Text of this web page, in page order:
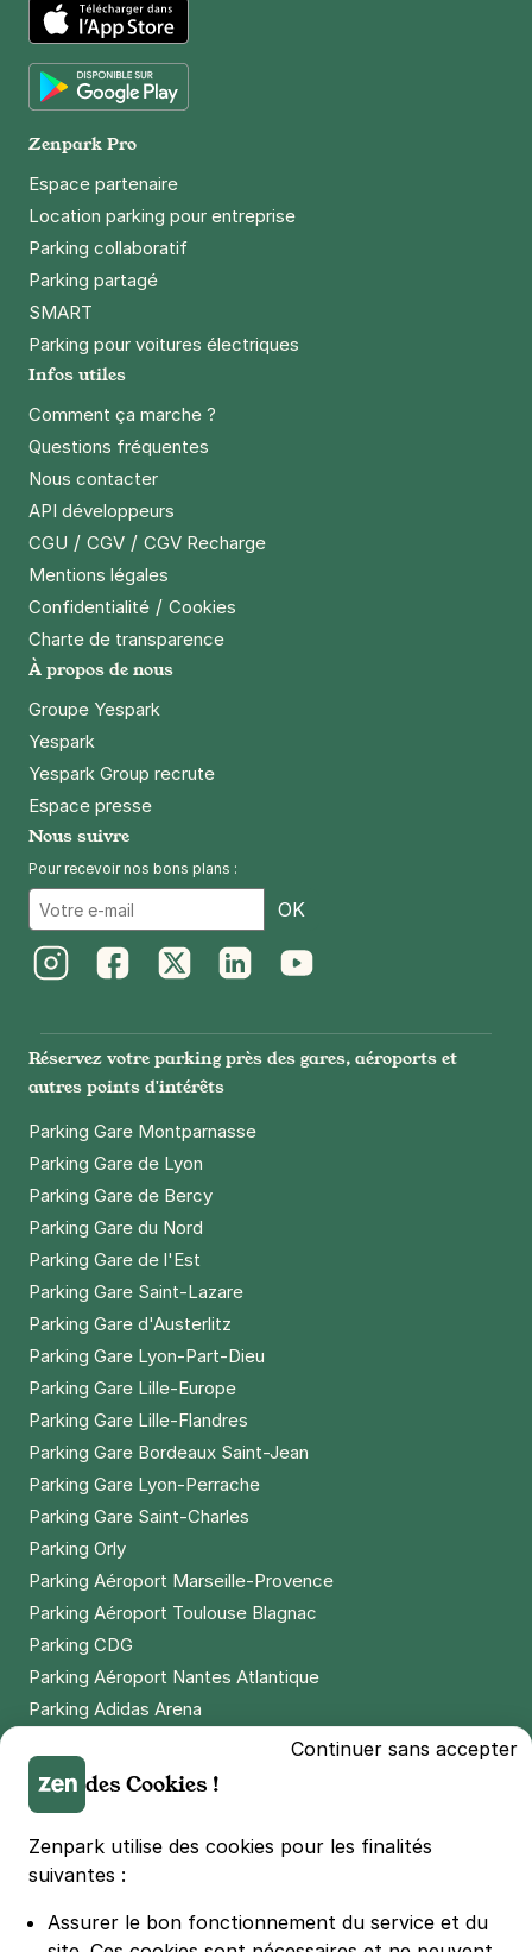
App Store
Zenpark Pro
Espace partenaire
Location parking pour entreprise
Parking collaboratif
Parking partagé
SMART
Parking pour voitures électriques
Infos utiles
Comment ça marche ?
Questions fréquentes
Nous contacter
API développeurs
CGU / CGV / CGV Recharge
Mentions légales
Confidentialité / Cookies
Charte de transparence
À propos de nous
Groupe Yespark
Yespark
Yespark Group recrute
Espace presse
Nous suivre
Pour recevoir nos bons plans :
OK
Réservez votre parking près des gares, aéroports et
autres points d'intérêts
Parking Gare Montparnasse
Parking Gare de Lyon
Parking Gare de Bercy
Parking Gare du Nord
Parking Gare de l'Est
Parking Gare Saint-Lazare
Parking Gare d'Austerlitz
Parking Gare Lyon-Part-Dieu
Parking Gare Lille-Europe
Parking Gare Lille-Flandres
Parking Gare Bordeaux Saint-Jean
Parking Gare Lyon-Perrache
Parking Gare Saint-Charles
Parking Orly
Parking Aéroport Marseille-Provence
Parking Aéroport Toulouse Blagnac
Parking CDG
Parking Aéroport Nantes Atlantique
Parking Adidas Arena
Parking LDLC Arena
Parking Stade Pierre Mauroy
Parking Groupama Stadium
Parking Vélodrome
Parking Bercy
Continuer sans accepter
des Cookies !
Zenpark utilise des cookies pour les finalités
suivantes :
Assurer le bon fonctionnement du service et du